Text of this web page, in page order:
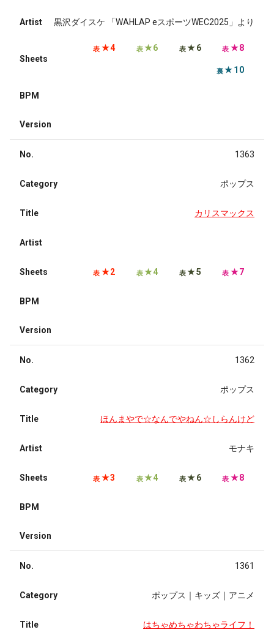
Artist 黒沢ダイスケ 「WAHLAP eスポーツWEC2025」より
Sheets
表 ★4 表★6 表★6 表 ★8
裏★10
BPM
Version
No. 1363
Category ポップス
Title カリスマックス
Artist
Sheets 表 ★2 表★4 表★5 表 ★7
BPM
Version
No. 1362
Category ポップス
Title ほんまやで☆なんでやねん☆しらんけど
Artist モナキ
Sheets 表 ★3 表★4 表★6 表 ★8
BPM
Version
No. 1361
Category ポップス｜キッズ｜アニメ
Title はちゃめちゃわちゃライフ！